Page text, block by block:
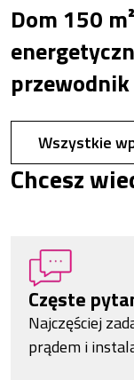
Dom 150
przewodnik
Wszystkie
Chcesz
Częste
Najczęściej
prądem i